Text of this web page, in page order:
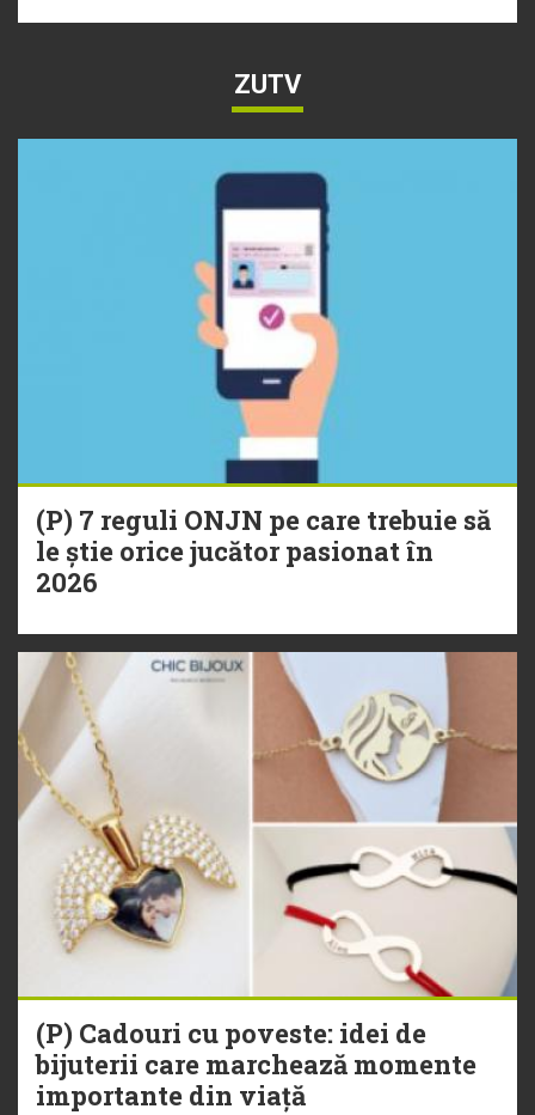
ZUTV
(P) 7 reguli ONJN pe care trebuie să
le știe orice jucător pasionat în
2026
(P) Cadouri cu poveste: idei de
bijuterii care marchează momente
importante din viață